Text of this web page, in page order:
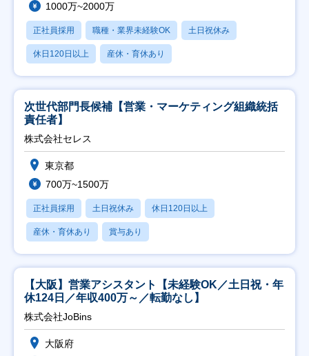
1000万~2000万
正社員採用 職種・業界未経験OK 土日祝休み
休日120日以上 産休・育休あり
次世代部門長候補【営業・マーケティング組織統括
責任者】
株式会社セレス
東京都
700万~1500万
正社員採用 土日祝休み 休日120日以上
産休・育休あり 賞与あり
【大阪】営業アシスタント【未経験OK／土日祝・年
休124日／年収400万～／転勤なし】
株式会社JoBins
大阪府